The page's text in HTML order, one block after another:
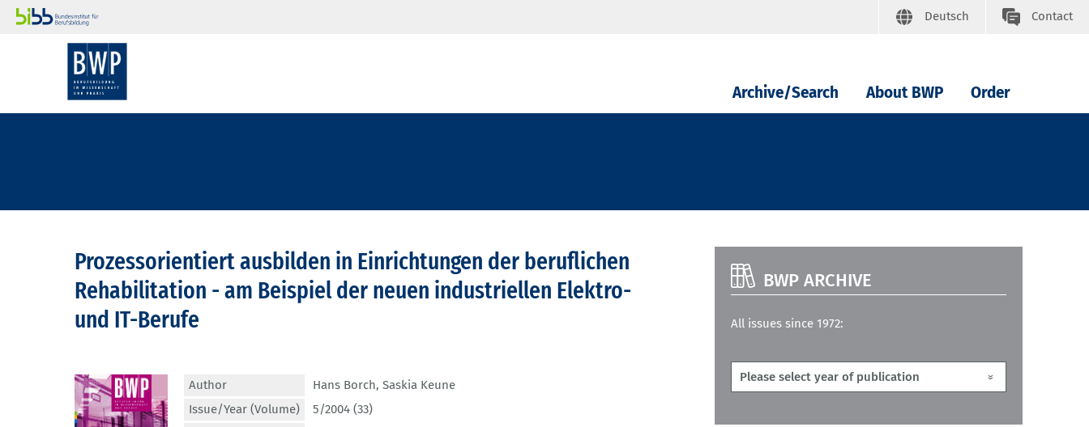
Deutsch Contact
Archive/Search About BWP Order
Prozessorientiert ausbilden in Einrichtungen der beruflichen
Rehabilitation - am Beispiel der neuen industriellen Elektro-
und IT-Berufe
Author Hans Borch, Saskia Keune
Issue/Year (Volume)
5/2004 (33)
BWP ARCHIVE
All issues since 1972: